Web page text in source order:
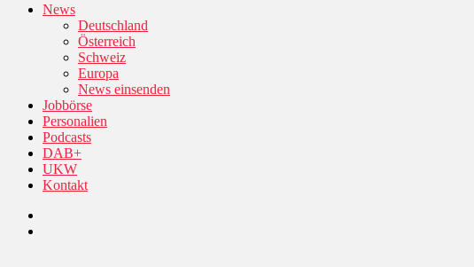
News
Deutschland
Österreich
Schweiz
Europa
News einsenden
Jobbörse
Personalien
Podcasts
DAB+
UKW
Kontakt